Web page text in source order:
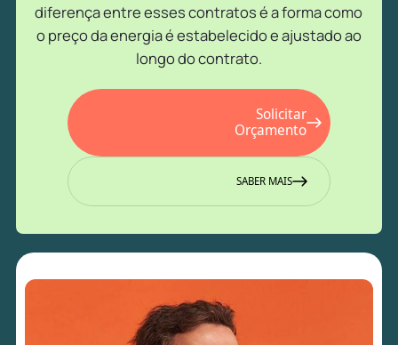
diferença entre esses contratos é a forma como
o preço da energia é estabelecido e ajustado ao
longo do contrato.
Solicitar
Orçamento
SABER MAIS